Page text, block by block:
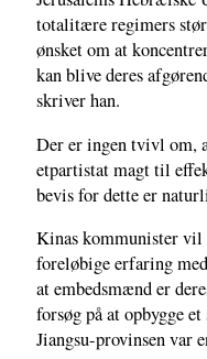
totalitære regimers
ønsket om at
kan blive deres
skriver han.
Der er ingen tvivl om,
etpartistat magt til
bevis for dette er
Kinas kommunister vil
foreløbige erfaring
at embedsmænd er
forsøg på at opbygge
Jiangsu-provinsen var